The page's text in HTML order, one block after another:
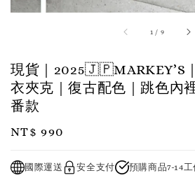
1 / 9
現貨｜2025🇯🇵MARKEY’S
衣夾克｜復古配色｜跳色內
番款
Regular
NT$ 990
國際運送 安全支付 預購商品7-14工